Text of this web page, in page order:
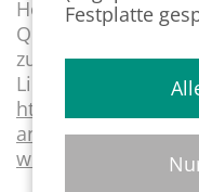
Höhe und
zum Online-Antrag
Link:
https://
anziell/foerderung-
weiterbildung/
Festplatte